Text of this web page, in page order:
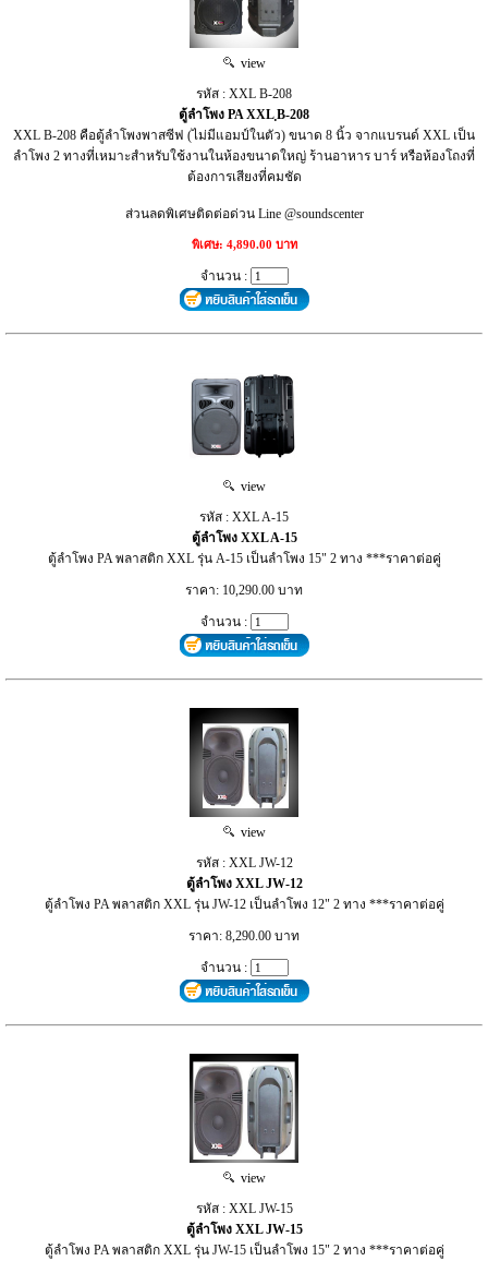
view
รหัส : XXL B-208
ตู้ลำโพง PA XXL ฺB-208
XXL B-208 คือตู้ลำโพงพาสซีฟ (ไม่มีแอมป์ในตัว) ขนาด 8 นิ้ว จากแบรนด์ XXL เป็น
ลำโพง 2 ทางที่เหมาะสำหรับใช้งานในห้องขนาดใหญ่ ร้านอาหาร บาร์ หรือห้องโถงที่
ต้องการเสียงที่คมชัด
ส่วนลดพิเศษติดต่อด่วน Line @soundscenter
พิเศษ: 4,890.00 บาท
จำนวน :
view
รหัส : XXL A-15
ตู้ลำโพง XXL A-15
ตู้ลำโพง PA พลาสติก XXL รุ่น A-15 เป็นลำโพง 15" 2 ทาง ***ราคาต่อคู่
ราคา: 10,290.00 บาท
จำนวน :
view
รหัส : XXL JW-12
ตู้ลำโพง XXL JW-12
ตู้ลำโพง PA พลาสติก XXL รุ่น JW-12 เป็นลำโพง 12" 2 ทาง ***ราคาต่อคู่
ราคา: 8,290.00 บาท
จำนวน :
view
รหัส : XXL JW-15
ตู้ลำโพง XXL JW-15
ตู้ลำโพง PA พลาสติก XXL รุ่น JW-15 เป็นลำโพง 15" 2 ทาง ***ราคาต่อคู่